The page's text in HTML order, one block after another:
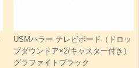
USMハラー テレビボード（ドロッ
プダウンドア×2/キャスター付き）
グラファイトブラック